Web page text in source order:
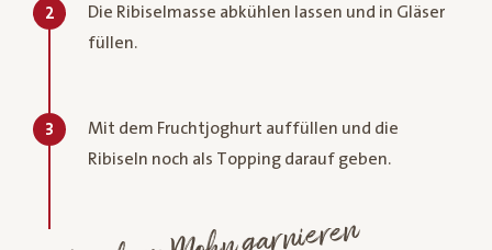
2
Die Ribiselmasse abkühlen lassen und in Gläser
füllen.
3
Mit dem Fruchtjoghurt auffüllen und die
Ribiseln noch als Topping darauf geben.